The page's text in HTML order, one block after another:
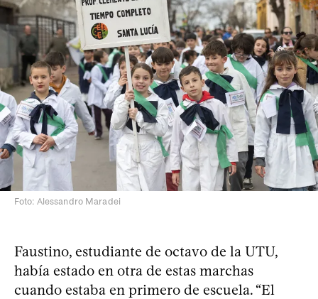
Foto: Alessandro Maradei
Faustino, estudiante de octavo de la UTU,
había estado en otra de estas marchas
cuando estaba en primero de escuela. “El